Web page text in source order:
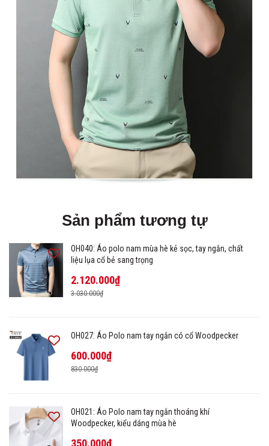
Sản phẩm tương tự
OH040: Áo polo nam mùa hè kẻ sọc, tay ngắn, chất
liệu lụa cổ bẻ sang trọng
2.120.000₫
3.030.000₫
OH027: Áo Polo nam tay ngắn có cổ Woodpecker
600.000₫
830.000₫
OH021: Áo Polo nam tay ngắn thoáng khí
Woodpecker, kiểu dáng mùa hè
350.000₫